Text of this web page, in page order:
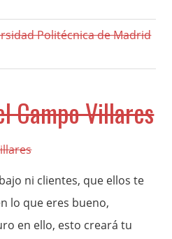
Politécnica de Madrid
Campo Villares
ni clientes, que ellos te
lo que eres bueno,
en ello, esto creará tu